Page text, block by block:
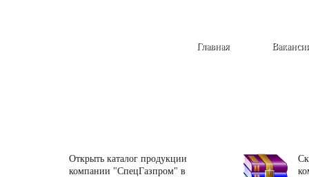
Главная
Открыть каталог продукции
компании "СпецГазпром" в